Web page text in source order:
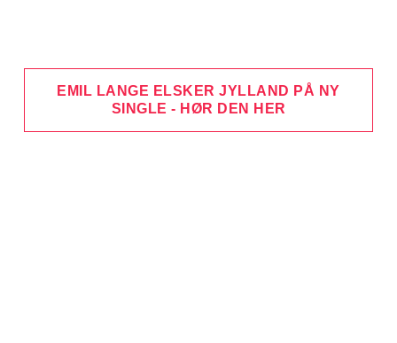
EMIL LANGE ELSKER JYLLAND PÅ NY
SINGLE - HØR DEN HER